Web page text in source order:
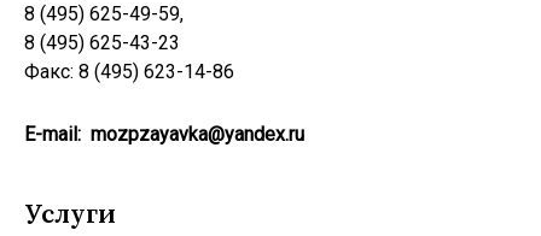
8 (495) 625-49-59,
8 (495) 625-43-23
Факс: 8 (495) 623-14-86
E-mail: mozpzayavka@yandex.ru
Услуги